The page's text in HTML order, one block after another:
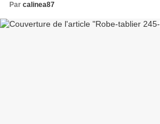
Par calinea87